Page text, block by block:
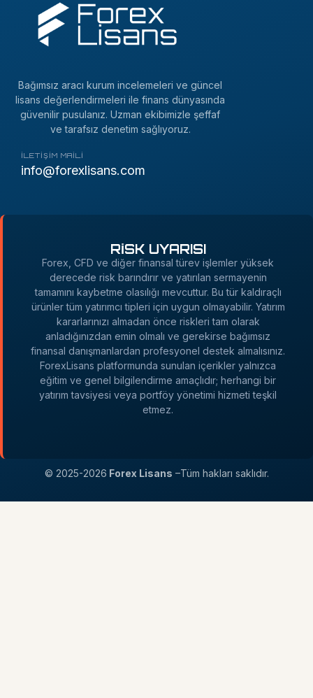
Bağımsız aracı kurum incelemeleri ve güncel
lisans değerlendirmeleri ile finans dünyasında
güvenilir pusulanız. Uzman ekibimizle şeffaf
ve tarafsız denetim sağlıyoruz.
İLETIŞIM MAILI
info@forexlisans.com
RİSK UYARISI
Forex, CFD ve diğer finansal türev işlemler yüksek
derecede risk barındırır ve yatırılan sermayenin
tamamını kaybetme olasılığı mevcuttur. Bu tür kaldıraçlı
ürünler tüm yatırımcı tipleri için uygun olmayabilir. Yatırım
kararlarınızı almadan önce riskleri tam olarak
anladığınızdan emin olmalı ve gerekirse bağımsız
finansal danışmanlardan profesyonel destek almalısınız.
ForexLisans platformunda sunulan içerikler yalnızca
eğitim ve genel bilgilendirme amaçlıdır; herhangi bir
yatırım tavsiyesi veya portföy yönetimi hizmeti teşkil
etmez.
© 2025-2026 Forex Lisans –Tüm hakları saklıdır.